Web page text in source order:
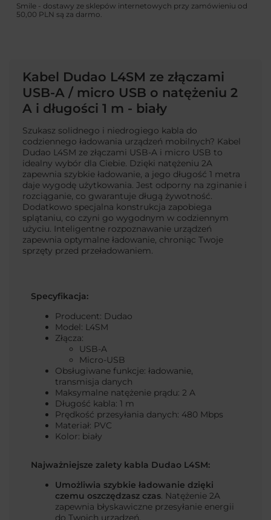
Smile - dostawy ze sklepów internetowych przy zamówieniu od
50,00 PLN są za darmo.
Kabel Dudao L4SM ze złączami
USB-A / micro USB o natężeniu 2
A i długości 1 m - biały
Szukasz solidnego i niedrogiego kabla do
codziennego ładowania urządzeń mobilnych? Kabel
Dudao L4SM ze złączami USB-A i micro USB to
idealny wybór dla Ciebie. Dzięki natężeniu 2A
zapewnia szybkie ładowanie, a jego długość 1 metra
daje wygodę użytkowania. Jest odporny na zginanie i
rozciąganie, co gwarantuje długą żywotność.
Dodatkowo specjalna konstrukcja zapobiega
splątaniu, co czyni go wygodnym w codziennym
użyciu. Inteligentne rozpoznawanie urządzeń
zapewnia optymalne ładowanie, chroniąc Twoje
sprzęty przed przeładowaniem.
Specyfikacja:
Producent: Dudao
Model: L4SM
Złącza:
USB-A
Micro-USB
Obsługiwane funkcje: ładowanie,
transmisja danych
Maksymalne natężenie prądu: 2 A
Długość kabla: 1 m
Prędkość przesyłania danych: 480 Mbps
Materiał: PVC
Kolor: biały
Najważniejsze zalety kabla Dudao L4SM:
Umożliwia szybkie ładowanie dzięki
czemu oszczędzasz czas. Natężenie 2A
zapewnia błyskawiczne przesyłanie energii
do Twoich urządzeń.